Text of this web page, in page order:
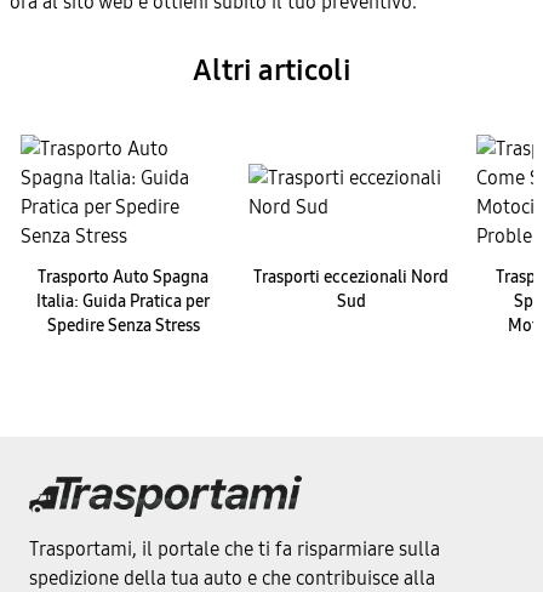
Altri articoli
Trasporto Auto Spagna
Italia: Guida Pratica per
Spedire Senza Stress
Trasporti eccezionali Nord
Sud
Trasportami, il portale che ti fa risparmiare sulla
spedizione della tua auto e che contribuisce alla